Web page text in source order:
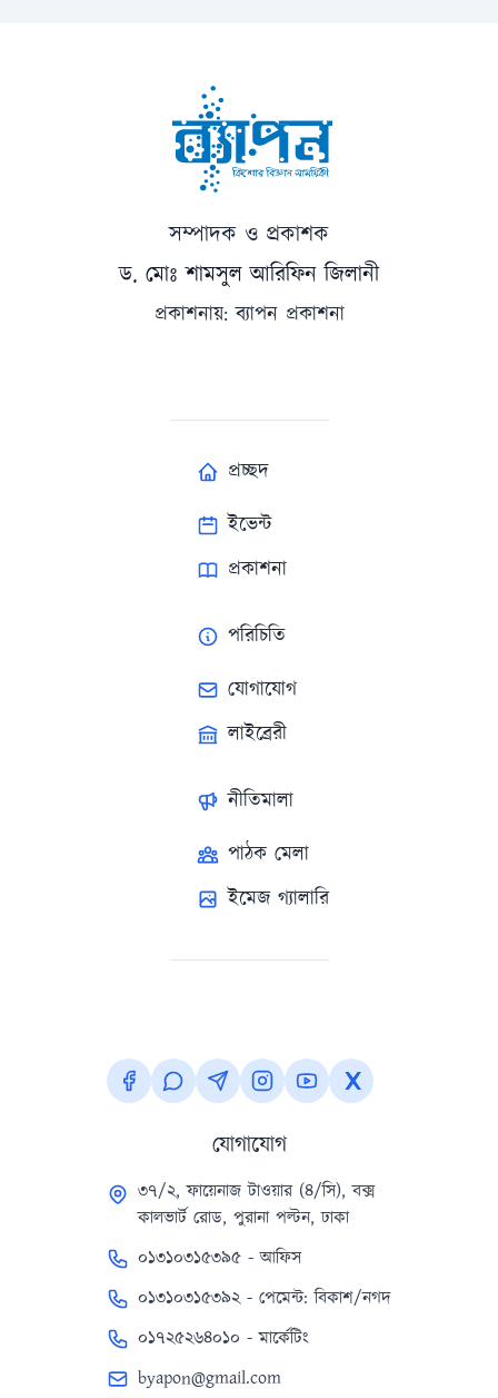
সম্পাদক ও প্রকাশক
ড. মোঃ শামসুল আরিফিন জিলানী
প্রকাশনায়: ব্যাপন প্রকাশনা
প্রচ্ছদ
ইভেন্ট
প্রকাশনা
পরিচিতি
যোগাযোগ
লাইব্রেরী
নীতিমালা
পাঠক মেলা
ইমেজ গ্যালারি
যোগাযোগ
৩৭/২, ফায়েনাজ টাওয়ার (৪/সি), বক্স
কালভার্ট রোড, পুরানা পল্টন, ঢাকা
০১৩১০৩১৫৩৯৫ - আফিস
০১৩১০৩১৫৩৯২ - পেমেন্ট: বিকাশ/নগদ
০১৭২৫২৬৪০১০ - মার্কেটিং
byapon@gmail.com